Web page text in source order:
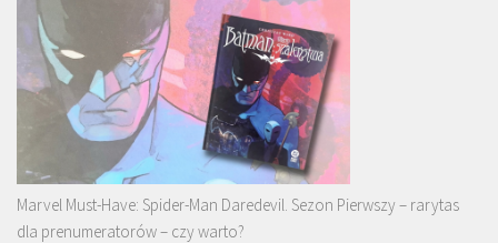
Marvel Must-Have: Spider-Man Daredevil. Sezon Pierwszy – rarytas
dla prenumeratorów – czy warto?